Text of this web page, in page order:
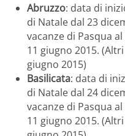
Abruzzo: data di
di Natale dal 23
vacanze di Pasqua
11 giugno 2015.
giugno 2015)
Basilicata: data di
di Natale dal 24
vacanze di Pasqua
11 giugno 2015.